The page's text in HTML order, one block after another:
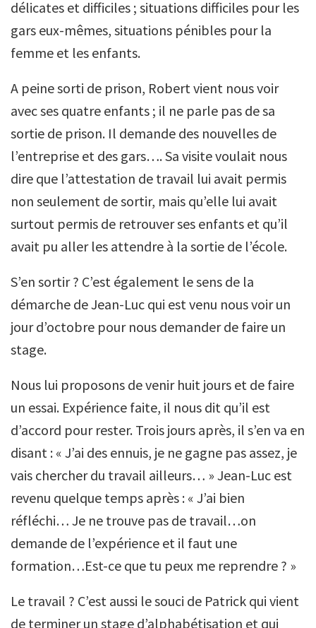
délicates et difficiles ; situations difficiles pour les
gars eux-mêmes, situations pénibles pour la
femme et les enfants.
A peine sorti de prison, Robert vient nous voir
avec ses quatre enfants ; il ne parle pas de sa
sortie de prison. Il demande des nouvelles de
l’entreprise et des gars…. Sa visite voulait nous
dire que l’attestation de travail lui avait permis
non seulement de sortir, mais qu’elle lui avait
surtout permis de retrouver ses enfants et qu’il
avait pu aller les attendre à la sortie de l’école.
S’en sortir ? C’est également le sens de la
démarche de Jean-Luc qui est venu nous voir un
jour d’octobre pour nous demander de faire un
stage.
Nous lui proposons de venir huit jours et de faire
un essai. Expérience faite, il nous dit qu’il est
d’accord pour rester. Trois jours après, il s’en va en
disant : « J’ai des ennuis, je ne gagne pas assez, je
vais chercher du travail ailleurs… » Jean-Luc est
revenu quelque temps après : « J’ai bien
réfléchi… Je ne trouve pas de travail…on
demande de l’expérience et il faut une
formation…Est-ce que tu peux me reprendre ? »
Le travail ? C’est aussi le souci de Patrick qui vient
de terminer un stage d’alphabétisation et qui